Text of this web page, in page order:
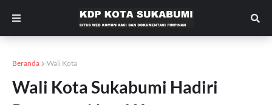
Beranda Wali Kota
Wali Kota Sukabumi Hadiri